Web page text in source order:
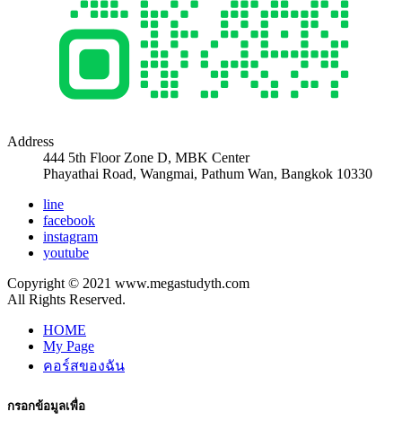
Address
444 5th Floor Zone D, MBK Center
Phayathai Road, Wangmai, Pathum Wan, Bangkok 10330
line
facebook
instagram
youtube
Copyright © 2021 www.megastudyth.com
All Rights Reserved.
HOME
My Page
คอร์สของฉัน
กรอกข้อมูลเพื่อ